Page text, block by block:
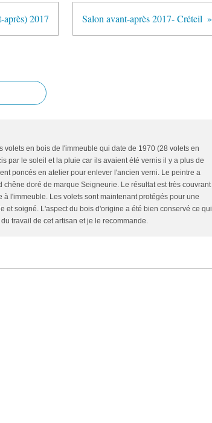
2017 Salon avant-après 2017- Créteil
volets en bois de l'immeuble qui date de 1970 (28 volets en
par le soleil et la pluie car ils avaient été vernis il y a plus de
poncés en atelier pour enlever l'ancien verni. Le peintre a
doré de marque Seigneurie. Le résultat est très couvrant
l'immeuble. Les volets sont maintenant protégés pour une
et soigné. L'aspect du bois d'origine a été bien conservé ce qui
travail de cet artisan et je le recommande.